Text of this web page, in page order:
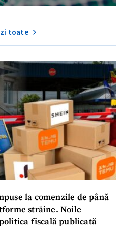
toate
la comenzile de până
străine. Noile
fiscală publicată